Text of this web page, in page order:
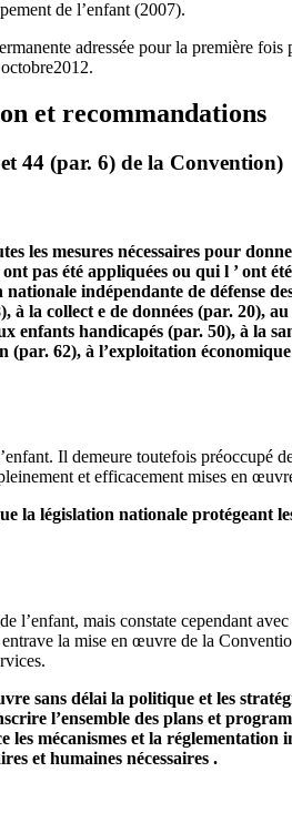
de l’enfant (2007).
adressée pour la première fois
et recommandations
44 (par. 6) de la Convention)
les mesures nécessaires pour
pas été appliquées ou qui l ’ ont
indépendante de défense
à la collect e de données (par. 20),
enfants handicapés (par. 50), à la
62), à l’exploitation
Il demeure toutefois préoccupé
et efficacement mises en
la législation nationale protégeant
l’enfant, mais constate cependant
la mise en œuvre de la
sans délai la politique et les
l’ensemble des plans et
mécanismes et la réglementation
et humaines nécessaires .